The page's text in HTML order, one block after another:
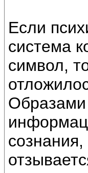
Если
система
символ,
Образами